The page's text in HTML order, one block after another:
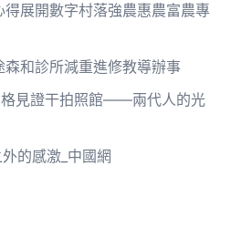
展開數字村落強農惠農富農專
和診所減重進修教導辦事
見證干拍照館——兩代人的光
的感激_中國網